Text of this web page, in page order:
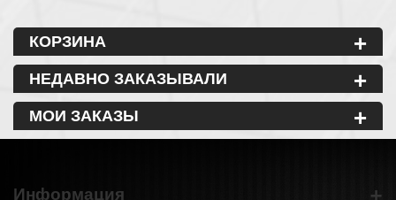
КОРЗИНА +
НЕДАВНО ЗАКАЗЫВАЛИ +
МОИ ЗАКАЗЫ +
Информация +